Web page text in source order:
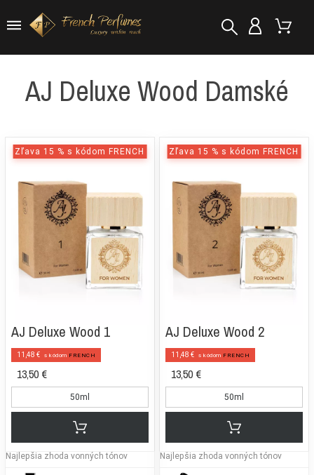
AJ Deluxe Wood Damské
Zľava 15 % s kódom FRENCH
AJ Deluxe Wood 1
11,48 € s kódom FRENCH
13,50 €
50ml
Najlepšia zhoda vonných tónov
Zľava 15 % s kódom FRENCH
AJ Deluxe Wood 2
11,48 € s kódom FRENCH
13,50 €
50ml
Najlepšia zhoda vonných tónov